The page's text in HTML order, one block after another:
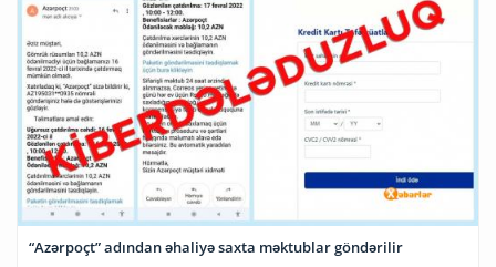
“Azərpoçt” adından əhaliyə saxta məktublar göndərilir